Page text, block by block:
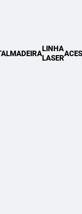
MADEIRA
LINHA
LASER